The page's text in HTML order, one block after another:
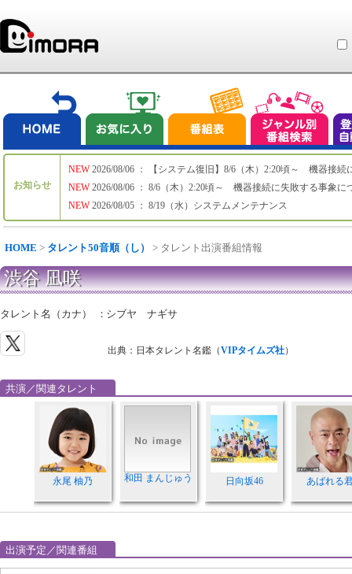
お知らせ
NEW
NEW
NEW
2026/08/06 ： 【システム復旧】8/6（木）2:20頃～ 機器接続
2026/08/06 ： 8/6（木）2:20頃～ 機器接続に失敗する事象に
2026/08/05 ： 8/19（水）システムメンテナンス
HOME > タレント50音順（し） > タレント出演番組情報
渋谷 凪咲
タレント名（カナ） ： シブヤ ナギサ
出典：日本タレント名鑑（VIPタイムズ社）
共演／関連タレント
永尾 柚乃 和田 まんじゅう 日向坂46 あばれる
出演予定／関連番組